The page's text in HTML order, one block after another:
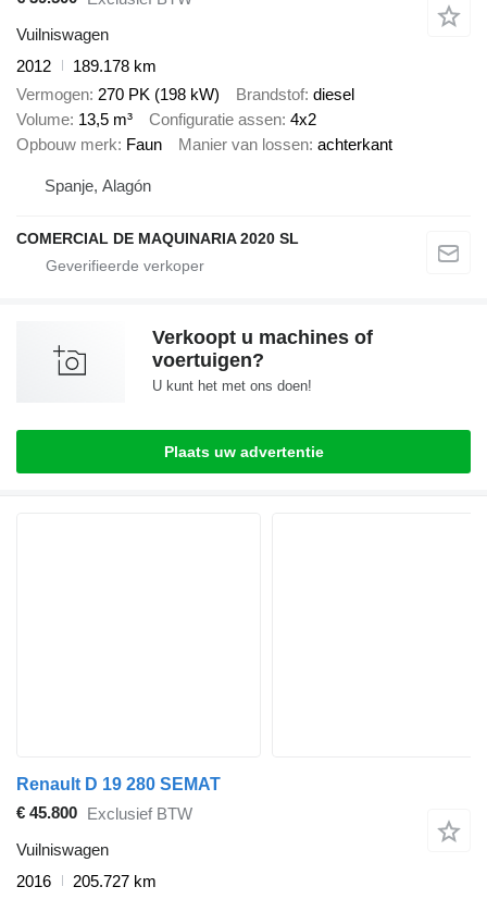
Vuilniswagen
2012
189.178 km
Vermogen 270 PK (198 kW) Brandstof diesel
Volume 13,5 m³ Configuratie assen 4x2
Opbouw merk Faun Manier van lossen achterkant
Spanje, Alagón
COMERCIAL DE MAQUINARIA 2020 SL
Verkoopt u machines of
voertuigen?
U kunt het met ons doen!
Plaats uw advertentie
Renault D 19 280 SEMAT
€ 45.800 Exclusief BTW
Vuilniswagen
2016
205.727 km